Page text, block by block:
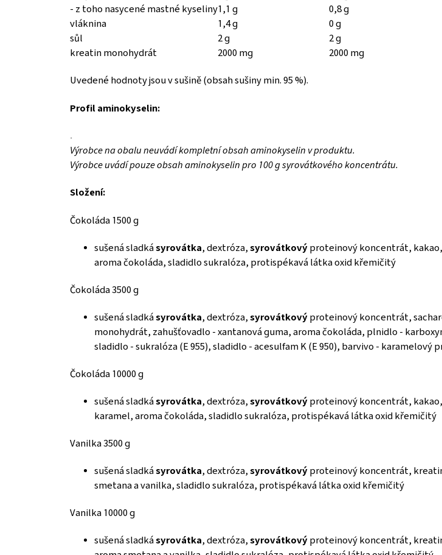
- z toho nasycené mastné kyseliny1,1 g
0,8 g
vláknina
1,4 g
0 g
sůl
2 g
2 g
kreatin monohydrát
2000 mg 2000 mg
Uvedené hodnoty jsou v sušině (obsah sušiny min. 95 %).
Profil aminokyselin:
.
Výrobce na obalu neuvádí kompletní obsah aminokyselin v produktu.
Výrobce uvádí pouze obsah aminokyselin pro 100 g syrovátkového koncentrátu.
Složení:
Čokoláda 1500 g
sušená sladkásyrovátka, dextróza, syrovátkový proteinový koncentrát,
aroma čokoláda, sladidlo sukralóza, protispékavá látka oxid křemičitý
Čokoláda 3500 g
sušená sladkásyrovátka, dextróza, syrovátkový proteinový koncentrát,
monohydrát, zahušťovadlo - xantanová guma, aroma čokoláda, plnidlo -
sladidlo - sukralóza (E 955), sladidlo - acesulfam K (E 950), barvivo - karamelový
Čokoláda 10000 g
sušená sladkásyrovátka, dextróza, syrovátkový proteinový koncentrát,
karamel, aroma čokoláda, sladidlo sukralóza, protispékavá látka oxid křemičitý
Vanilka 3500 g
sušená sladkásyrovátka, dextróza, syrovátkový proteinový koncentrát,
smetana a vanilka, sladidlo sukralóza, protispékavá látka oxid křemičitý
Vanilka 10000 g
sušená sladkásyrovátka, dextróza, syrovátkový proteinový koncentrát,